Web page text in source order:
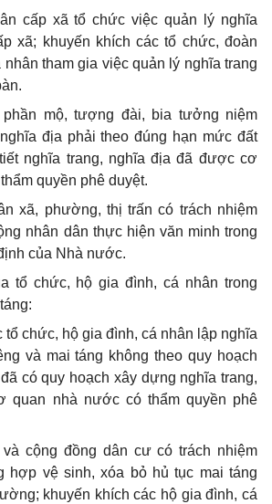
cấp xãtổ chức việc quản lý nghĩa
xã; khuyến khích các tổ chức, đoàn
nhân tham gia việc quản lý nghĩa trang
mộ, tượng đài, bia tưởng niệm
địa phải theo đúng hạn mức đất
nghĩa trang, nghĩa địa đã được cơ
ẩm quyền phê duyệt.
xã, phường, thị trấn có trách nhiệm
nhân dân thực hiện văn minhtrong
của Nhà nước.
tổ chức, hộ gia đình, cá nhân trong
áng:
tổ chức, hộ gia đình, cá nhân lập nghĩa
và mai táng không theo quy hoạch
có quy hoạch xây dựng nghĩa trang,
quan nhà nước có thẩm quyền phê
cộng đồng dân cư có trách nhiệm
hợp vệ sinh, xóa bỏ hủ tục mai táng
khuyến khích các hộ gia đình, cá